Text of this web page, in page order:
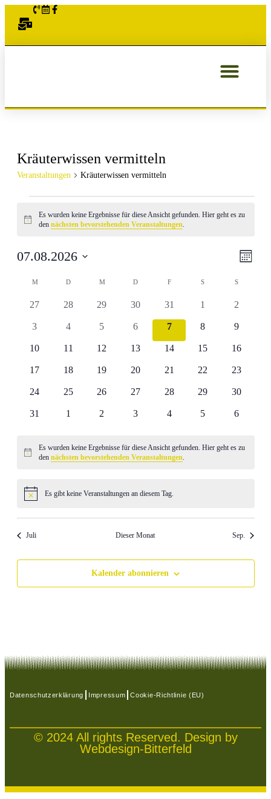
Kräuterwissen vermitteln
Veranstaltungen Kräuterwissen vermitteln
Hinweis
Es wurden keine Ergebnisse für diese Ansicht gefunden. Hier geht es zu
dennächsten bevorstehenden Veranstaltungen.
Monat
07.08.2026
wählen.
Kalender
von
M D M D F S S
0
27
0
28
0
Veranstaltungen
29
0
Veranstaltungen
30
0
Veranstaltungen
31
01
0
2
0
3
0
4
0
Veranstaltungen
5
0
Veranstaltungen
6
0
Veranstaltungen
7
0
8
0
9
010
011
012
013
014
015
016
017
018
019
0
20
0
21
0
22
0
23
0
24
0
25
0
26
0
27
0
28
0
29
0
30
0
31
01
0
2
0
3
0
4
0
5
0
6
Hinweis
Es wurden keine Ergebnisse für diese Ansicht gefunden. Hier geht es zu
dennächsten bevorstehenden Veranstaltungen.
HinweisEs gibt keine Veranstaltungen an diesem Tag.
Juli Dieser Monat Sep.
Kalender abonnieren
Datenschutzerklärung Impressum Cookie-Richtlinie (EU)
© 2024 All rights Reserved. Design by
Webdesign-Bitterfeld